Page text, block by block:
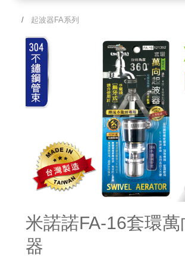
/ 起波器FA系列
米諾諾FA-16套環萬
器